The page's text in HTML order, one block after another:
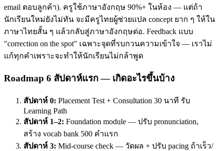
email ตอบลูกค้า). ครูใช้ภาษาอังกฤษ 90%+ ในห้อง — แต่ถ้า
นักเรียนใหม่ยังไม่ทัน จะมีครูไทยผู้ช่วยแปล concept ยาก ๆ ให้ใน
ภาษาไทยสั้น ๆ แล้วกลับสู่ภาษาอังกฤษต่อ. Feedback แบบ
"correction on the spot" เฉพาะจุดที่รบกวนความเข้าใจ — เราไม่
แก้ทุกคำเพราะจะทำให้นักเรียนไม่กล้าพูด
Roadmap 6 สัปดาห์แรก — เกิดอะไรขึ้นบ้าง
สัปดาห์ 0: Placement Test + Consultation 30 นาที รับ
Learning Path
สัปดาห์ 1–2: Foundation module — ปรับ pronunciation,
สร้าง vocab bank 500 คำแรก
สัปดาห์ 3: Mid-course check — วัดผล + ปรับ pacing ถ้าเร็ว/